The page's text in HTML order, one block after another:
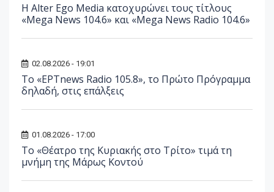
Η Alter Ego Media κατοχυρώνει τους τίτλους
«Mega News 104.6» και «Mega News Radio 104.6»
02.08.2026 - 19:01
Το «ΕΡΤnews Radio 105.8», το Πρώτο Πρόγραμμα
δηλαδή, στις επάλξεις
01.08.2026 - 17:00
Το «Θέατρο της Κυριακής στο Τρίτο» τιμά τη
μνήμη της Μάρως Κοντού